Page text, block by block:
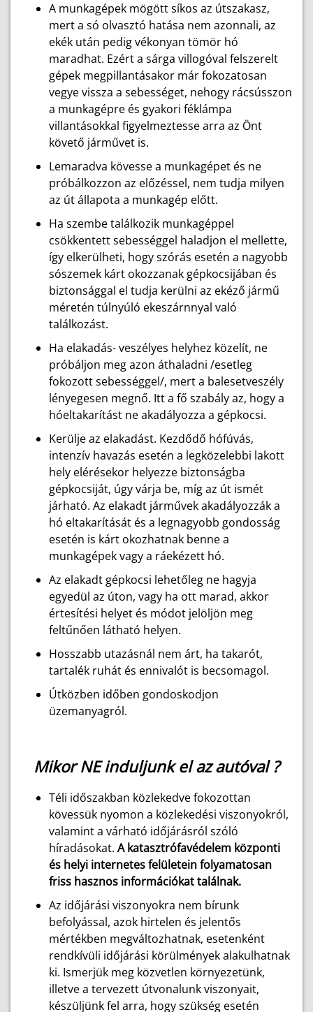
A munkagépek mögött síkos az útszakasz,
mert a só olvasztó hatása nem azonnali, az
ekék után pedig vékonyan tömör hó
maradhat. Ezért a sárga villogóval felszerelt
gépek megpillantásakor már fokozatosan
vegye vissza a sebességet, nehogy rácsússzon
a munkagépre és gyakori féklámpa
villantásokkal figyelmeztesse arra az Önt
követő járművet is.
Lemaradva kövesse a munkagépet és ne
próbálkozzon az előzéssel, nem tudja milyen
az út állapota a munkagép előtt.
Ha szembe találkozik munkagéppel
csökkentett sebességgel haladjon el mellette,
így elkerülheti, hogy szórás esetén a nagyobb
sószemek kárt okozzanak gépkocsijában és
biztonsággal el tudja kerülni az ekéző jármű
méretén túlnyúló ekeszárnnyal való
találkozást.
Ha elakadás- veszélyes helyhez közelít, ne
próbáljon meg azon áthaladni /esetleg
fokozott sebességgel/, mert a balesetveszély
lényegesen megnő. Itt a fő szabály az, hogy a
hóeltakarítást ne akadályozza a gépkocsi.
Kerülje az elakadást. Kezdődő hófúvás,
intenzív havazás esetén a legközelebbi lakott
hely elérésekor helyezze biztonságba
gépkocsiját, úgy várja be, míg az út ismét
járható. Az elakadt járművek akadályozzák a
hó eltakarítását és a legnagyobb gondosság
esetén is kárt okozhatnak benne a
munkagépek vagy a ráekézett hó.
Az elakadt gépkocsi lehetőleg ne hagyja
egyedül az úton, vagy ha ott marad, akkor
értesítési helyet és módot jelöljön meg
feltűnően látható helyen.
Hosszabb utazásnál nem árt, ha takarót,
tartalék ruhát és ennivalót is becsomagol.
Útközben időben gondoskodjon
üzemanyagról.
Mikor NE induljunk el az autóval ?
Téli időszakban közlekedve fokozottan
kövessük nyomon a közlekedési viszonyokról,
valamint a várható időjárásról szóló
híradásokat. A katasztrófavédelem központi
és helyi internetes felületein folyamatosan
friss hasznos információkat találnak.
Az időjárási viszonyokra nem bírunk
befolyással, azok hirtelen és jelentős
mértékben megváltozhatnak, esetenként
rendkívüli időjárási körülmények alakulhatnak
ki. Ismerjük meg közvetlen környezetünk,
illetve a tervezett útvonalunk viszonyait,
készüljünk fel arra, hogy szükség esetén